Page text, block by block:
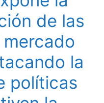
de las
la
políticas